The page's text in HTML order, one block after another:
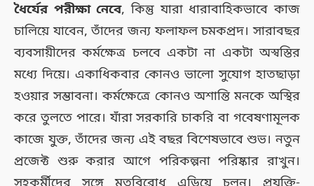
ধৈর্যের পরীক্ষা নেবে, কিন্তু যারা ধারাবাহিকভাবে কাজ
চালিয়ে যাবেন, তাঁদের জন্য ফলাফল চমকপ্রদ। সারাবছর
ব্যবসায়ীদের কর্মক্ষেত্র চলবে একটা না একটা অস্বস্তির
মধ্যে দিয়ে। একাধিকবার কোনও ভালো সুযোগ হাতছাড়া
হওয়ার সম্ভাবনা। কর্মক্ষেত্রে কোনও অশান্তি মনকে অস্থির
করে তুলতে পারে। যাঁরা সরকারি চাকরি বা গবেষণামূলক
কাজে যুক্ত, তাঁদের জন্য এই বছর বিশেষভাবে শুভ। নতুন
প্রজেক্ট শুরু করার আগে পরিকল্পনা পরিষ্কার রাখুন।